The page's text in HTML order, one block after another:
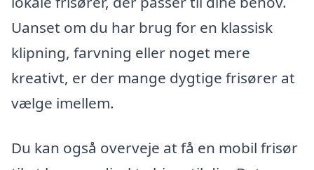
Uanset om du har brug for en klassisk
klipning, farvning eller noget mere
kreativt, er der mange dygtige frisører at
vælge imellem.
Du kan også overveje at få en mobil frisør